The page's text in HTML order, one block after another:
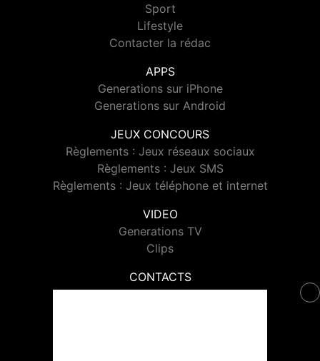
Sport
Lifestyle
Contacter la rédac
APPS
Generations sur iPhone
Generations sur Android
JEUX CONCOURS
Règlements : Jeux réseaux sociaux
Règlements : Jeux SMS
Règlements : Jeux téléphone et internet
VIDEO
Generations TV
Clips
CONTACTS
Contacter Generations